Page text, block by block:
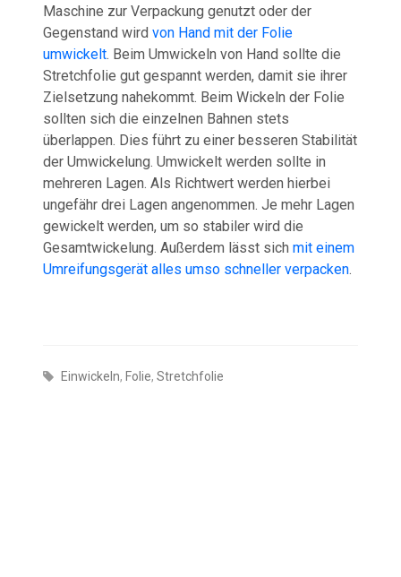
Maschine zur Verpackung genutzt oder der
Gegenstand wird von Hand mit der Folie
umwickelt. Beim Umwickeln von Hand sollte die
Stretchfolie gut gespannt werden, damit sie ihrer
Zielsetzung nahekommt. Beim Wickeln der Folie
sollten sich die einzelnen Bahnen stets
überlappen. Dies führt zu einer besseren Stabilität
der Umwickelung. Umwickelt werden sollte in
mehreren Lagen. Als Richtwert werden hierbei
ungefähr drei Lagen angenommen. Je mehr Lagen
gewickelt werden, um so stabiler wird die
Gesamtwickelung. Außerdem lässt sich mit einem
Umreifungsgerät alles umso schneller verpacken.
Einwickeln, Folie, Stretchfolie